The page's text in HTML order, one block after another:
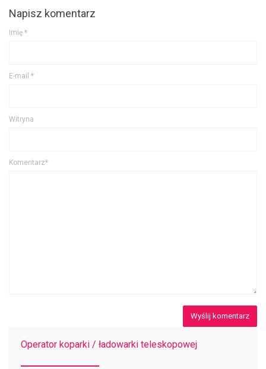
Napisz komentarz
Imię *
E-mail *
Witryna
Komentarz*
Operator koparki / ładowarki teleskopowej